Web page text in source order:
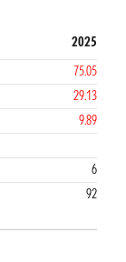
2025
75.05
29.13
9.89
6
92